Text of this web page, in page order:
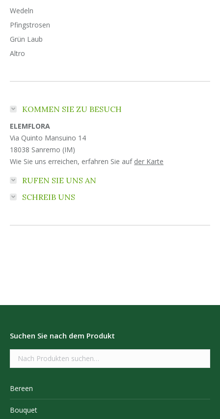
Wedeln
Pfingstrosen
Grün Laub
Altro
KOMMEN SIE ZU BESUCH
ELEMFLORA
Via Quinto Mansuino 14
18038 Sanremo (IM)
Wie Sie uns erreichen, erfahren Sie auf der Karte
RUFEN SIE UNS AN
SCHREIB UNS
Suchen Sie nach dem Produkt
Bereen
Bouquet